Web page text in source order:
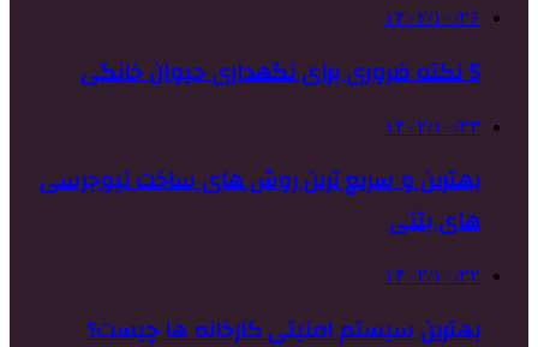
۱۴۰۲/۱۰/۲۶
5 نکته ضروری برای نگهداری حیوان خانگی
۱۴۰۲/۱۰/۲۳
بهترین و سریع ترین روش های ساخت نیوجرسی
های بتنی
۱۴۰۲/۱۰/۲۲
بهترین سیستم امنیتی کارخانه ها چیست؟